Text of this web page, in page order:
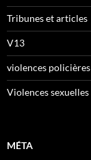
Tribunes et articles
V13
violences policières
Violences sexuelles
MÉTA